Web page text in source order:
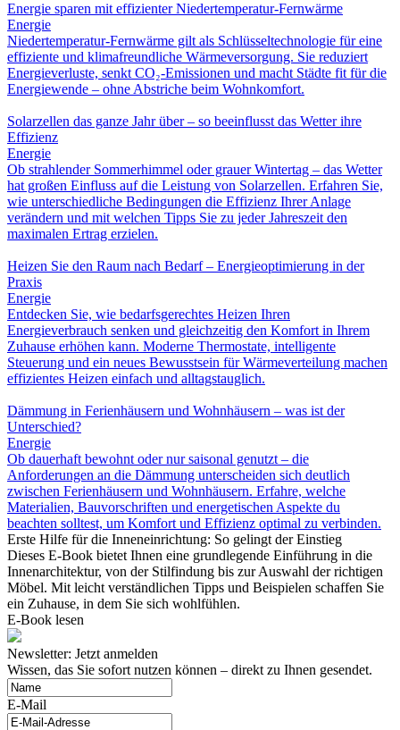
Energie sparen mit effizienter Niedertemperatur-Fernwärme
Energie
Niedertemperatur-Fernwärme gilt als Schlüsseltechnologie für eine
effiziente und klimafreundliche Wärmeversorgung. Sie reduziert
Energieverluste, senkt CO₂-Emissionen und macht Städte fit für die
Energiewende – ohne Abstriche beim Wohnkomfort.
Solarzellen das ganze Jahr über – so beeinflusst das Wetter ihre
Effizienz
Energie
Ob strahlender Sommerhimmel oder grauer Wintertag – das Wetter
hat großen Einfluss auf die Leistung von Solarzellen. Erfahren Sie,
wie unterschiedliche Bedingungen die Effizienz Ihrer Anlage
verändern und mit welchen Tipps Sie zu jeder Jahreszeit den
maximalen Ertrag erzielen.
Heizen Sie den Raum nach Bedarf – Energieoptimierung in der
Praxis
Energie
Entdecken Sie, wie bedarfsgerechtes Heizen Ihren
Energieverbrauch senken und gleichzeitig den Komfort in Ihrem
Zuhause erhöhen kann. Moderne Thermostate, intelligente
Steuerung und ein neues Bewusstsein für Wärmeverteilung machen
effizientes Heizen einfach und alltagstauglich.
Dämmung in Ferienhäusern und Wohnhäusern – was ist der
Unterschied?
Energie
Ob dauerhaft bewohnt oder nur saisonal genutzt – die
Anforderungen an die Dämmung unterscheiden sich deutlich
zwischen Ferienhäusern und Wohnhäusern. Erfahre, welche
Materialien, Bauvorschriften und energetischen Aspekte du
beachten solltest, um Komfort und Effizienz optimal zu verbinden.
Erste Hilfe für die Inneneinrichtung: So gelingt der Einstieg
Dieses E-Book bietet Ihnen eine grundlegende Einführung in die
Innenarchitektur, von der Stilfindung bis zur Auswahl der richtigen
Möbel. Mit leicht verständlichen Tipps und Beispielen schaffen Sie
ein Zuhause, in dem Sie sich wohlfühlen.
E-Book lesen
Newsletter: Jetzt anmelden
Wissen, das Sie sofort nutzen können – direkt zu Ihnen gesendet.
E-Mail